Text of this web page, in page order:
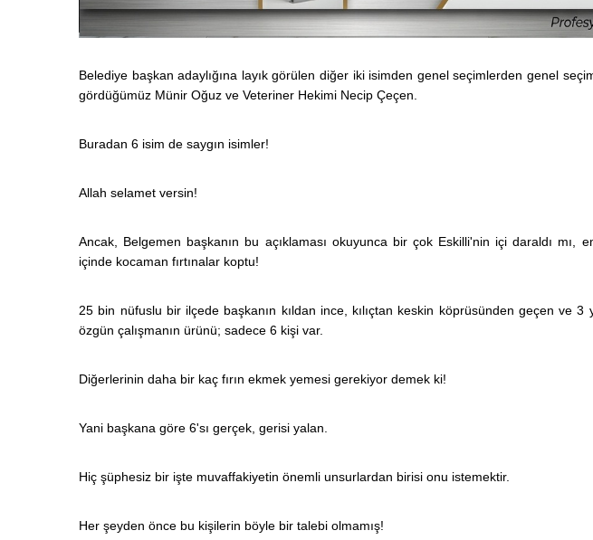
Belediye başkan adaylığına layık görülen diğer iki isimden genel seçimlerden genel
gördüğümüz Münir Oğuz ve Veteriner Hekimi Necip Çeçen.
Buradan 6 isim de saygın isimler!
Allah selamet versin!
Ancak, Belgemen başkanın bu açıklaması okuyunca bir çok Eskilli'nin içi daraldı mı,
içinde kocaman fırtınalar koptu!
25 bin nüfuslu bir ilçede başkanın kıldan ince, kılıçtan keskin köprüsünden geçen ve 3
özgün çalışmanın ürünü; sadece 6 kişi var.
Diğerlerinin daha bir kaç fırın ekmek yemesi gerekiyor demek ki!
Yani başkana göre 6'sı gerçek, gerisi yalan.
Hiç şüphesiz bir işte muvaffakiyetin önemli unsurlardan birisi onu istemektir.
Her şeyden önce bu kişilerin böyle bir talebi olmamış!